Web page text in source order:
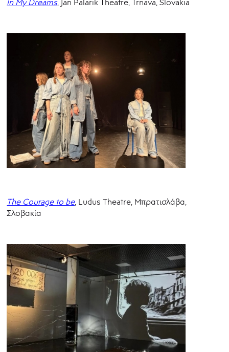
In My Dreams, Jan Palarik Theatre, Trnava, Slovakia
The Courage to be, Ludus Theatre, Μπρατισλάβα,
Σλοβακία